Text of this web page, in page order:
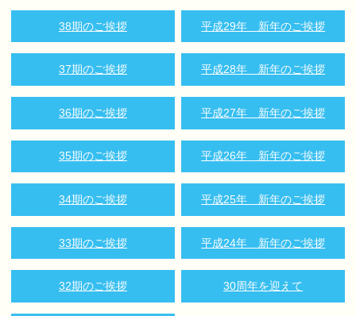
38期のご挨拶 平成29年 新年のご挨拶
37期のご挨拶 平成28年 新年のご挨拶
36期のご挨拶 平成27年 新年のご挨拶
35期のご挨拶 平成26年 新年のご挨拶
34期のご挨拶 平成25年 新年のご挨拶
33期のご挨拶 平成24年 新年のご挨拶
32期のご挨拶 30周年を迎えて